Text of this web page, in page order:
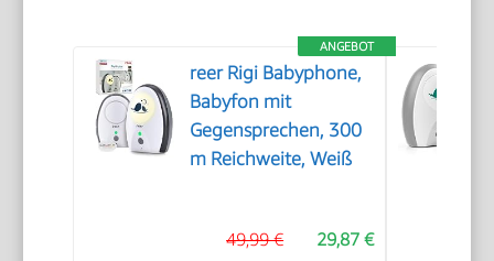
ANGEBOT
reer Rigi Babyphone,
Babyfon mit
Gegensprechen, 300
m Reichweite, Weiß
29,87 €
49,99 €